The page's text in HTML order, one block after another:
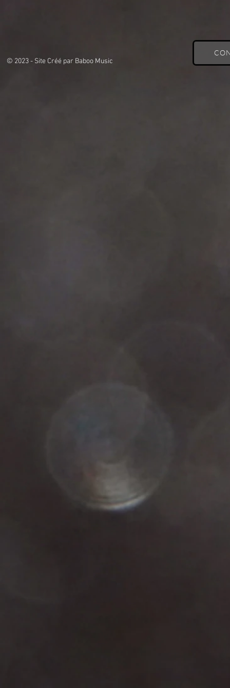
© 2023 - Site Créé par Baboo Music